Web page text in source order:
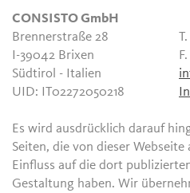
CONSISTO GmbH
Brennerstraße 28
I-39042 Brixen
Südtirol - Italien
UID: IT02272050218
Es wird ausdrücklich darauf
Seiten, die von dieser
Einfluss auf die dort
Gestaltung haben. Wir